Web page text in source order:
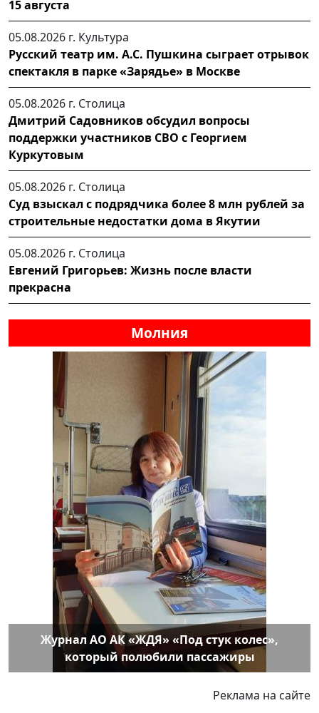
15 августа
05.08.2026 г. Культура
Русский театр им. А.С. Пушкина сыграет отрывок
спектакля в парке «Зарядье» в Москве
05.08.2026 г. Столица
Дмитрий Садовников обсудил вопросы
поддержки участников СВО с Георгием
Куркутовым
05.08.2026 г. Столица
Суд взыскал с подрядчика более 8 млн рублей за
строительные недостатки дома в Якутии
05.08.2026 г. Столица
Евгений Григорьев: Жизнь после власти
прекрасна
Молния
Журнал АО АК «ЖДЯ» «Под стук колес»,
который полюбили пассажиры
Реклама на сайте